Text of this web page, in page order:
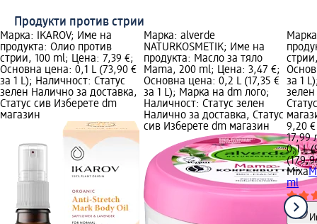
Продукти против стрии
Марка: IKAROV; Име на
продукта: Олио против
стрии, 100 ml; Цена: 7,39 €;
Основна цена: 0,1 L (73,90 €
за 1 L); Наличност: Статус
зелен Налично за доставка,
Статус сив Изберете dm
магазин
Марка: alverde
NATURKOSMETIK; Име на
продукта: Масло за тяло
Mama, 200 ml; Цена: 3,47 €;
Основна цена: 0,2 L (17,35 €
за 1 L); Марка на dm лого;
Наличност: Статус зелен
Налично за доставка, Статус
сив Изберете dm магазин
за 1
9,20 €
17,99
0,1 L
Mixa
ml